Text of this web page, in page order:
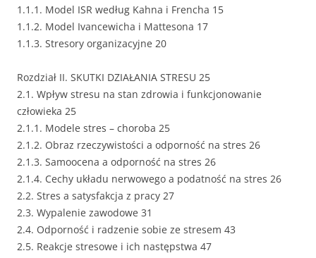
1.1.1. Model ISR według Kahna i Frencha 15
1.1.2. Model Ivancewicha i Mattesona 17
1.1.3. Stresory organizacyjne 20
Rozdział II. SKUTKI DZIAŁANIA STRESU 25
2.1. Wpływ stresu na stan zdrowia i funkcjonowanie
człowieka 25
2.1.1. Modele stres – choroba 25
2.1.2. Obraz rzeczywistości a odporność na stres 26
2.1.3. Samoocena a odporność na stres 26
2.1.4. Cechy układu nerwowego a podatność na stres 26
2.2. Stres a satysfakcja z pracy 27
2.3. Wypalenie zawodowe 31
2.4. Odporność i radzenie sobie ze stresem 43
2.5. Reakcje stresowe i ich następstwa 47